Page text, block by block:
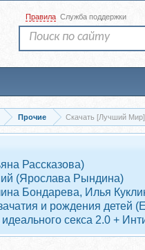
Правила Служба поддержки
Прочие Скачать [Лучший Мир]
Рассказова)
(Ярослава Рындина)
Бондарева, Илья
и рождения детей
секса 2.0 +